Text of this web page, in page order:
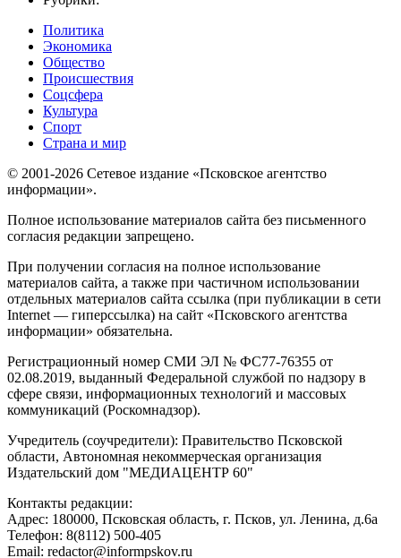
Политика
Экономика
Общество
Происшествия
Соцсфера
Культура
Спорт
Страна и мир
© 2001-2026 Сетевое издание «Псковское агентство
информации».
Полное использование материалов сайта без письменного
согласия редакции запрещено.
При получении согласия на полное использование
материалов сайта, а также при частичном использовании
отдельных материалов сайта ссылка (при публикации в сети
Internet — гиперссылка) на сайт «Псковского агентства
информации» обязательна.
Регистрационный номер СМИ ЭЛ № ФС77-76355 от
02.08.2019, выданный Федеральной службой по надзору в
сфере связи, информационных технологий и массовых
коммуникаций (Роскомнадзор).
Учредитель (соучредители): Правительство Псковской
области, Автономная некоммерческая организация
Издательский дом "МЕДИАЦЕНТР 60"
Контакты редакции:
Адреc: 180000, Псковская область, г. Псков, ул. Ленина, д.6а
Телефон: 8(8112) 500-405
Email: redactor@informpskov.ru